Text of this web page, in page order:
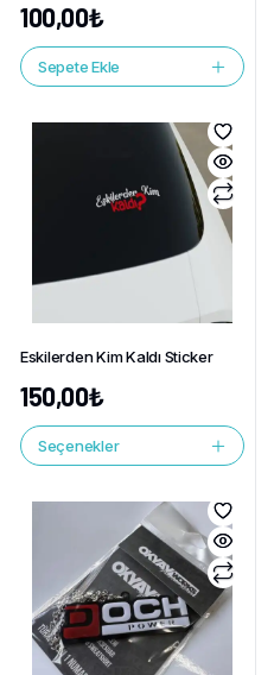
100,00₺
Sepete Ekle
Eskilerden Kim Kaldı Sticker
150,00₺
Seçenekler